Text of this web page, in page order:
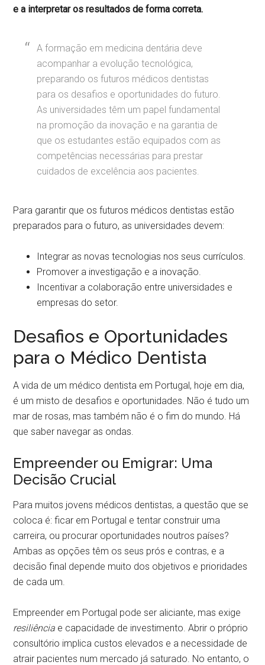
e a interpretar os resultados de forma correta.
A formação em medicina dentária deve
acompanhar a evolução tecnológica,
preparando os futuros médicos dentistas
para os desafios e oportunidades do futuro.
As universidades têm um papel fundamental
na promoção da inovação e na garantia de
que os estudantes estão equipados com as
competências necessárias para prestar
cuidados de excelência aos pacientes.
Para garantir que os futuros médicos dentistas estão
preparados para o futuro, as universidades devem:
Integrar as novas tecnologias nos seus currículos.
Promover a investigação e a inovação.
Incentivar a colaboração entre universidades e
empresas do setor.
Desafios e Oportunidades
para o Médico Dentista
A vida de um médico dentista em Portugal, hoje em dia,
é um misto de desafios e oportunidades. Não é tudo um
mar de rosas, mas também não é o fim do mundo. Há
que saber navegar as ondas.
Empreender ou Emigrar: Uma
Decisão Crucial
Para muitos jovens médicos dentistas, a questão que se
coloca é: ficar em Portugal e tentar construir uma
carreira, ou procurar oportunidades noutros países?
Ambas as opções têm os seus prós e contras, e a
decisão final depende muito dos objetivos e prioridades
de cada um.
Empreender em Portugal pode ser aliciante, mas exige
resiliência e capacidade de investimento. Abrir o próprio
consultório implica custos elevados e a necessidade de
atrair pacientes num mercado já saturado. No entanto, o